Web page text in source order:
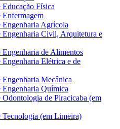
Educação Física
Enfermagem
Engenharia Agrícola
Engenharia Civil, Arquitetura e
Engenharia de Alimentos
Engenharia Elétrica e de
Engenharia Mecânica
Engenharia Química
Odontologia de Piracicaba (em
Tecnologia (em Limeira)